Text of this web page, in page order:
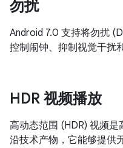
勿扰
Android 7.0 支持将勿扰
控制闹钟、抑制视觉干扰
HDR 视频播放
高动态范围 (HDR) 视频
沿技术产物，它能够提供